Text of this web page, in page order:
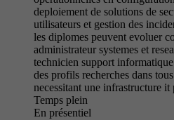
deploiement de solutions de
utilisateurs et gestion des
les diplomes peuvent evoluer
administrateur systemes et
technicien support
des profils recherches dans
necessitant une infrastructure it
Temps plein
En présentiel